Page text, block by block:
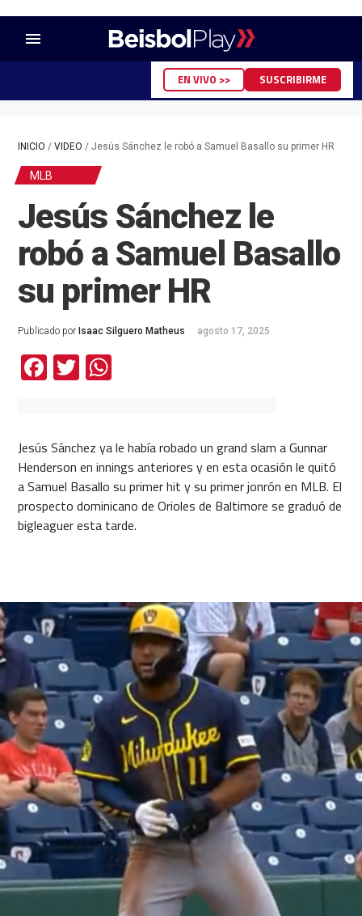
menu
EN VIVO >> SUSCRIBIRME
INICIO / VIDEO / Jesús Sánchez le robó a Samuel Basallo su primer HR
MLB
Jesús Sánchez le
robó a Samuel Basallo
su primer HR
Publicado por Isaac Silguero Matheus agosto 17, 2025
Facebook
TwitterWhatsApp
Jesús Sánchez ya le había robado un grand slam a Gunnar
Henderson en innings anteriores y en esta ocasión le quitó
a Samuel Basallo su primer hit y su primer jonrón en MLB. El
prospecto dominicano de Orioles de Baltimore se graduó de
bigleaguer esta tarde.